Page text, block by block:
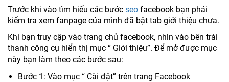
Trước khi vào tìm hiểu các bước seo facebook bạn phải
kiểm tra xem fanpage của mình đã bặt tab giới thiệu chưa.
Khi bạn truy cập vào trang chủ facebook, nhìn vào bên trái
thanh công cụ hiển thị mục “ Giới thiệu”. Để mở được mục
này bạn làm theo các bước sau:
Bước 1: Vào mục “ Cài đặt” trên trang Facebook